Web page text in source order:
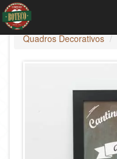
Quadros Decorativos